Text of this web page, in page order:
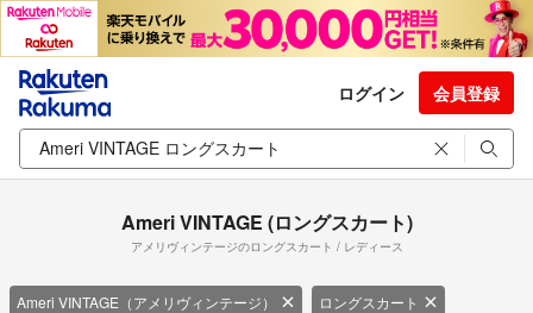
ログイン 会員登録
Ameri VINTAGE (ロングスカート)
アメリヴィンテージのロングスカート / レディース
Ameri VINTAGE（アメリヴィンテージ） ロングスカート